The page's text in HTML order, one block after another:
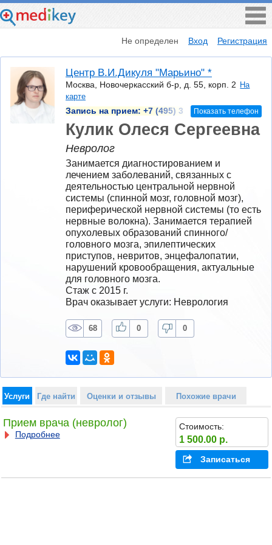
Не определен Вход Регистрация
Центр В.И.Дикуля "Марьино" *
Москва, Новочеркасский б-р, д. 55, корп. 2 На
карте
Запись на прием: +7 (495) 3 Показать телефон
Кулик Олеся Сергеевна
Невролог
Занимается диагностированием и
лечением заболеваний, связанных с
деятельностью центральной нервной
системы (спинной мозг, головной мозг),
периферической нервной системы (то есть
нервные волокна). Занимается терапией
опухолевых образований спинного/
головного мозга, эпилептических
приступов, невритов, энцефалопатии,
нарушений кровообращения, актуальные
для головного мозга.
Стаж с 2015 г.
Врач оказывает услуги: Неврология
68 0 0
Услуги Где найти Оценки и отзывы Похожие врачи
Прием врача (невролог)
Подробнее
Стоимость:
1 500.00 р.
Записаться